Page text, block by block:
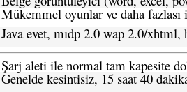
Mükemmel oyunlar ve daha
Java evet, mıdp 2.0 wap 2.0/xhtml,
Şarj aleti ile normal tam kapesite
Genelde kesintisiz, 15 saat 40